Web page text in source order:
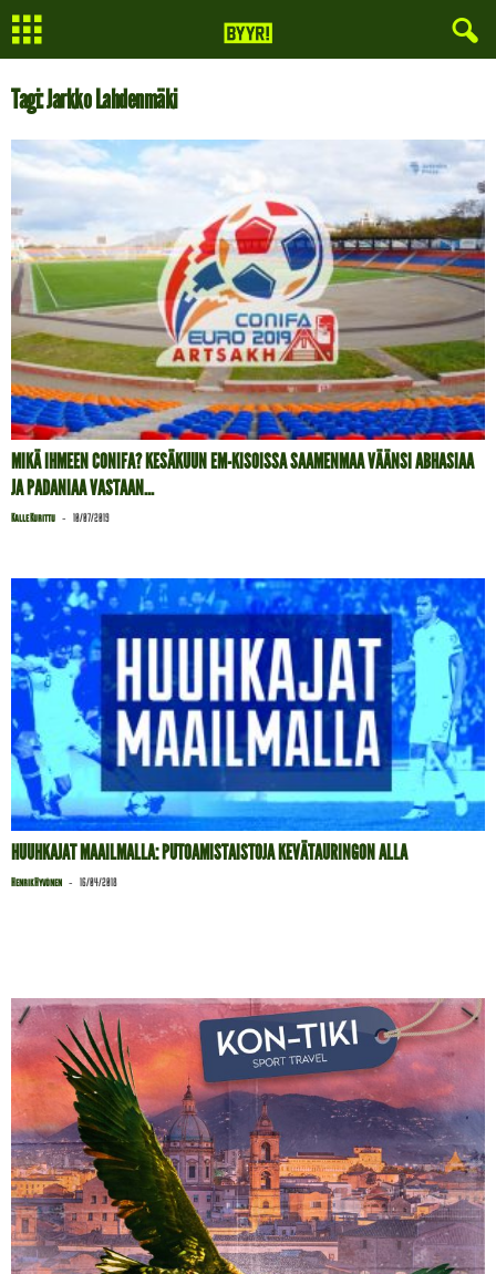
Tagi: Jarkko Lahdenmäki
MIKÄ IHMEEN CONIFA? KESÄKUUN EM-KISOISSA SAAMENMAA VÄÄNSI ABHASIAA
JA PADANIAA VASTAAN...
Kalle Kurittu - 10/07/2019
HUUHKAJAT MAAILMALLA: PUTOAMISTAISTOJA KEVÄTAURINGON ALLA
Henrik Hyvönen - 16/04/2018